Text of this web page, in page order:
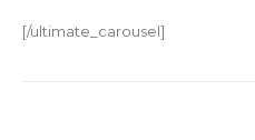
[/ultimate_carousel]